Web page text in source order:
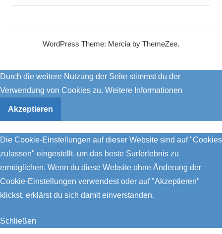
WordPress Theme: Mercia by ThemeZee.
Durch die weitere Nutzung der Seite stimmst du der
Verwendung von Cookies zu. Weitere Informationen
Akzeptieren
Die Cookie-Einstellungen auf dieser Website sind auf "Cookies
zulassen" eingestellt, um das beste Surferlebnis zu
ermöglichen. Wenn du diese Website ohne Änderung der
Cookie-Einstellungen verwendest oder auf "Akzeptieren"
klickst, erklärst du sich damit einverstanden.
Schließen